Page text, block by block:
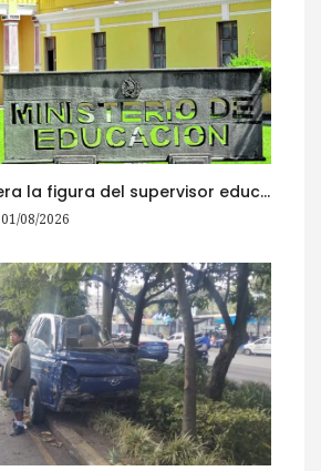
Mineduc recupera la figura del supervisor educativo con 968 plazas
01/08/2026